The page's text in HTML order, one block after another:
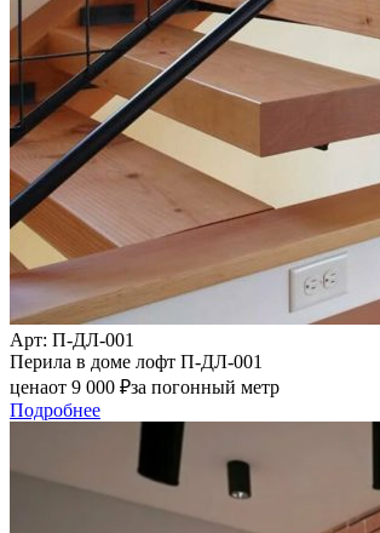
Арт: П-ДЛ-001
Перила в доме лофт П-ДЛ-001
ценаот 9 000 ₽за погонный метр
Подробнее